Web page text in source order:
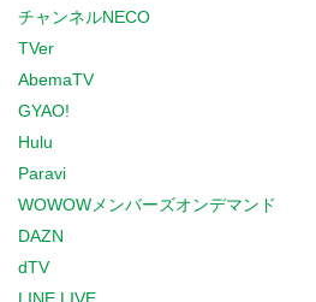
チャンネルNECO
TVer
AbemaTV
GYAO!
Hulu
Paravi
WOWOWメンバーズオンデマンド
DAZN
dTV